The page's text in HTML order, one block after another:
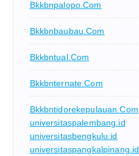
Bkkbnpalopo.com
Bkkbnbaubau.com
Bkkbntual.com
Bkkbnternate.com
Bkkbntidorekepulauan.com
universitaspalembang.id
universitasbengkulu.id
universitaspangkalpinang.id